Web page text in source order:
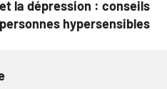
la dépression : conseils
hypersensibles